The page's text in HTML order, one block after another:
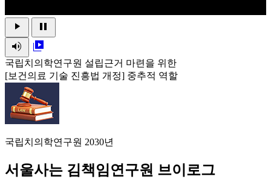
play_arrow
pause
volume_up
video_library
국립치의학연구원 설립근거 마련을 위한
[보건의료 기술 진흥법 개정] 중추적 역할
국립치의학연구원 2030년
서울사는 김책임연구원 브이로그